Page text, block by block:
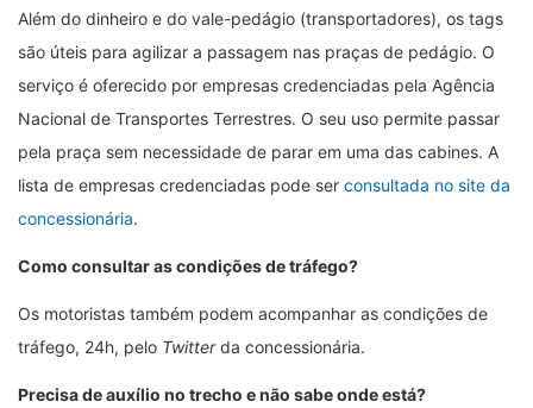
Além do dinheiro e do vale-pedágio (transportadores), os tags
são úteis para agilizar a passagem nas praças de pedágio. O
serviço é oferecido por empresas credenciadas pela Agência
Nacional de Transportes Terrestres. O seu uso permite passar
pela praça sem necessidade de parar em uma das cabines. A
lista de empresas credenciadas pode ser consultada no site da
concessionária.
Como consultar as condições de tráfego?
Os motoristas também podem acompanhar as condições de
tráfego, 24h, pelo Twitterda concessionária.
Precisa de auxílio no trecho e não sabe onde está?